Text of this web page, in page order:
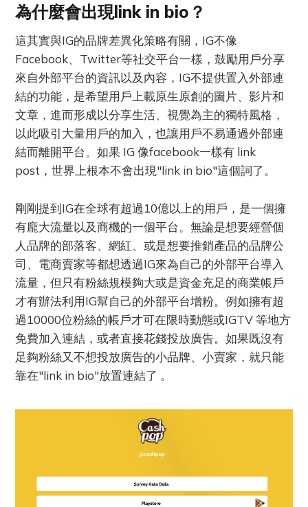
為什麼會出現link in bio？
這其實與IG的品牌差異化策略有關，IG不像
Facebook、Twitter等社交平台一樣，鼓勵用戶分享
來自外部平台的資訊以及內容，IG不提供置入外部連
結的功能，是希望用戶上載原生原創的圖片、影片和
文章，進而形成以分享生活、視覺為主的獨特風格，
以此吸引大量用戶的加入，也讓用戶不易通過外部連
結而離開平台。如果 IG 像facebook一樣有 link
post，世界上根本不會出現"link in bio"這個詞了。
剛剛提到IG在全球有超過10億以上的用戶，是一個擁
有龐大流量以及商機的一個平台。無論是想要經營個
人品牌的部落客、網紅、或是想要推銷產品的品牌公
司、電商賣家等都想透過IG來為自己的外部平台導入
流量，但只有粉絲規模夠大或是資金充足的商業帳戶
才有辦法利用IG幫自己的外部平台增粉。例如擁有超
過10000位粉絲的帳戶才可在限時動態或IGTV 等地方
免費加入連結，或者直接花錢投放廣告。如果既沒有
足夠粉絲又不想投放廣告的小品牌、小賣家，就只能
靠在"link in bio"放置連結了 。